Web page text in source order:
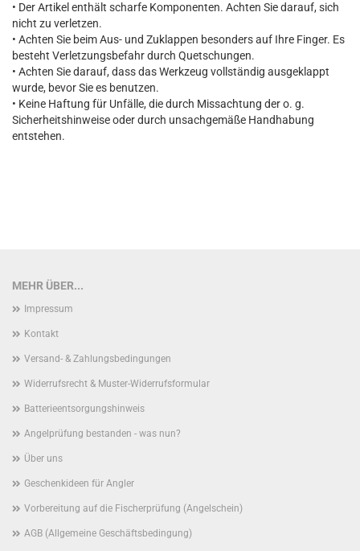
• Der Artikel enthält scharfe Komponenten. Achten Sie darauf, sich
nicht zu verletzen.
• Achten Sie beim Aus- und Zuklappen besonders auf Ihre Finger. Es
besteht Verletzungsbefahr durch Quetschungen.
• Achten Sie darauf, dass das Werkzeug vollständig ausgeklappt
wurde, bevor Sie es benutzen.
• Keine Haftung für Unfälle, die durch Missachtung der o. g.
Sicherheitshinweise oder durch unsachgemäße Handhabung
entstehen.
MEHR ÜBER...
Impressum
Kontakt
Versand- & Zahlungsbedingungen
Widerrufsrecht & Muster-Widerrufsformular
Batterieentsorgungshinweis
Angelprüfung bestanden - was nun?
Über uns
Geschenkideen für Angler
Vorbereitung auf die Fischerprüfung (Angelschein)
AGB (Allgemeine Geschäftsbedingung)